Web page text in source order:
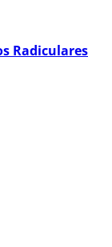
Radiculares